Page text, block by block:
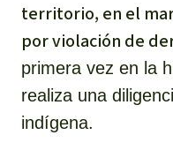
territorio, en el
por violación de
primera vez en la
realiza una
indígena.